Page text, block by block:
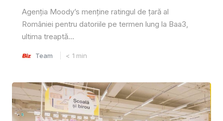
Agenția Moody’s menține ratingul de țară al
României pentru datoriile pe termen lung la Baa3,
ultima treaptă...
Team < 1 min